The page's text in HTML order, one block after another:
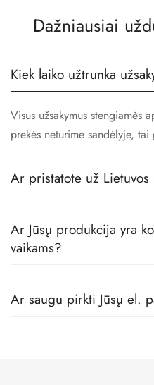
Dažniausiai
Kiek laiko užtrunka
Visus užsakymus
prekės neturime sandėlyje,
Ar pristatote už
Ar Jūsų produkcija yra
vaikams?
gamintojais, todėl visos
Ar saugu pirkti Jūsų el.